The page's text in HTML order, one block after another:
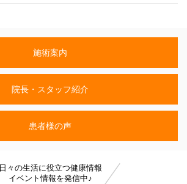
施術案内
院長・スタッフ紹介
患者様の声
日々の生活に役立つ健康情報
イベント情報を発信中♪